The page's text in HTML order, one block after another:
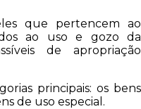
que pertencem ao
ao uso e gozo da
de apropriação
principais: os bens
de uso especial.